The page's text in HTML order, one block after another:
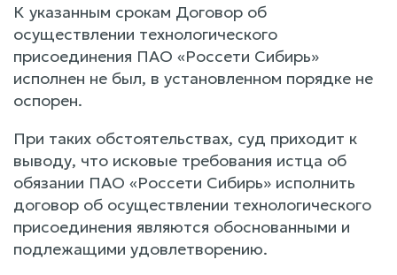
К указанным срокам Договор об
осуществлении технологического
присоединения ПАО «Россети Сибирь»
исполнен не был, в установленном порядке не
оспорен.
При таких обстоятельствах, суд приходит к
выводу, что исковые требования истца об
обязании ПАО «Россети Сибирь» исполнить
договор об осуществлении технологического
присоединения являются обоснованными и
подлежащими удовлетворению.